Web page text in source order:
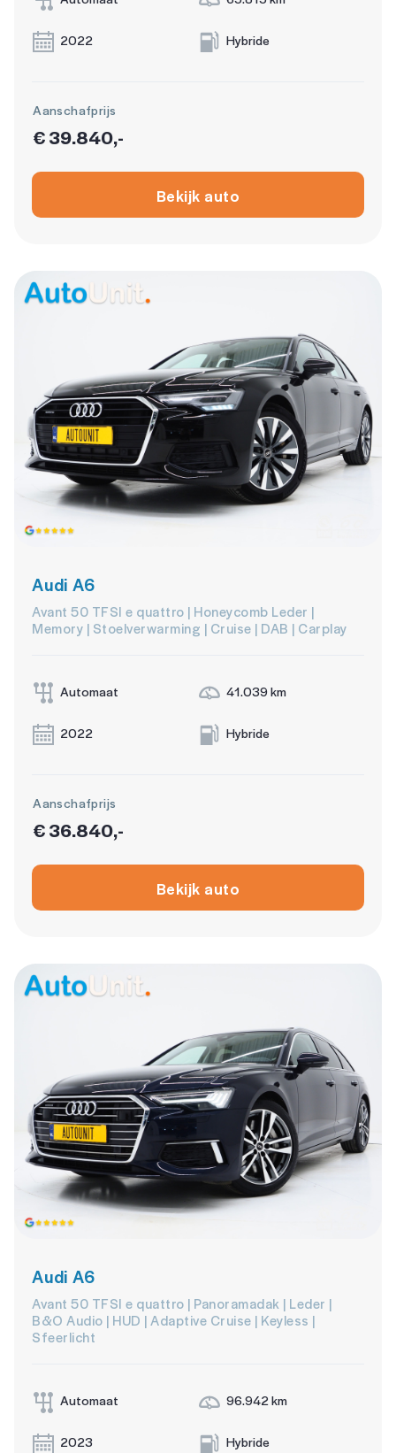
2022 Hybride
Aanschafprijs
€ 39.840,-
Bekijk auto
Audi A6
Avant 50 TFSI e quattro | Honeycomb Leder |
Memory | Stoelverwarming | Cruise | DAB | Carplay
Automaat 41.039 km
2022 Hybride
Aanschafprijs
€ 36.840,-
Bekijk auto
Audi A6
Avant 50 TFSI e quattro | Panoramadak | Leder |
B&O Audio | HUD | Adaptive Cruise | Keyless |
Sfeerlicht
Automaat 96.942 km
2023 Hybride